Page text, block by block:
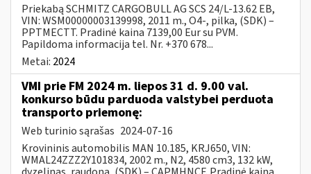
Priekabą SCHMITZ CARGOBULL AG SCS 24/L-13.62 EB,
VIN: WSM00000003139998, 2011 m., O4-, pilka, (SDK) –
PPTMECTT. Pradinė kaina 7139,00 Eur su PVM.
Papildoma informacija tel. Nr. +370 678...
Metai: 2024
VMI prie FM 2024 m. liepos 31 d. 9.00 val.
konkurso būdu parduoda valstybei perduota
transporto priemonę:
Web turinio sąrašas 2024-07-16
Krovininis automobilis MAN 10.185, KRJ650, VIN:
WMAL24ZZZ2Y101834, 2002 m., N2, 4580 cm3, 132 kW,